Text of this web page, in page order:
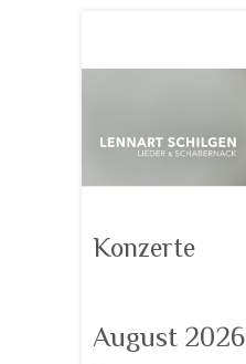
Konzerte
August 2026